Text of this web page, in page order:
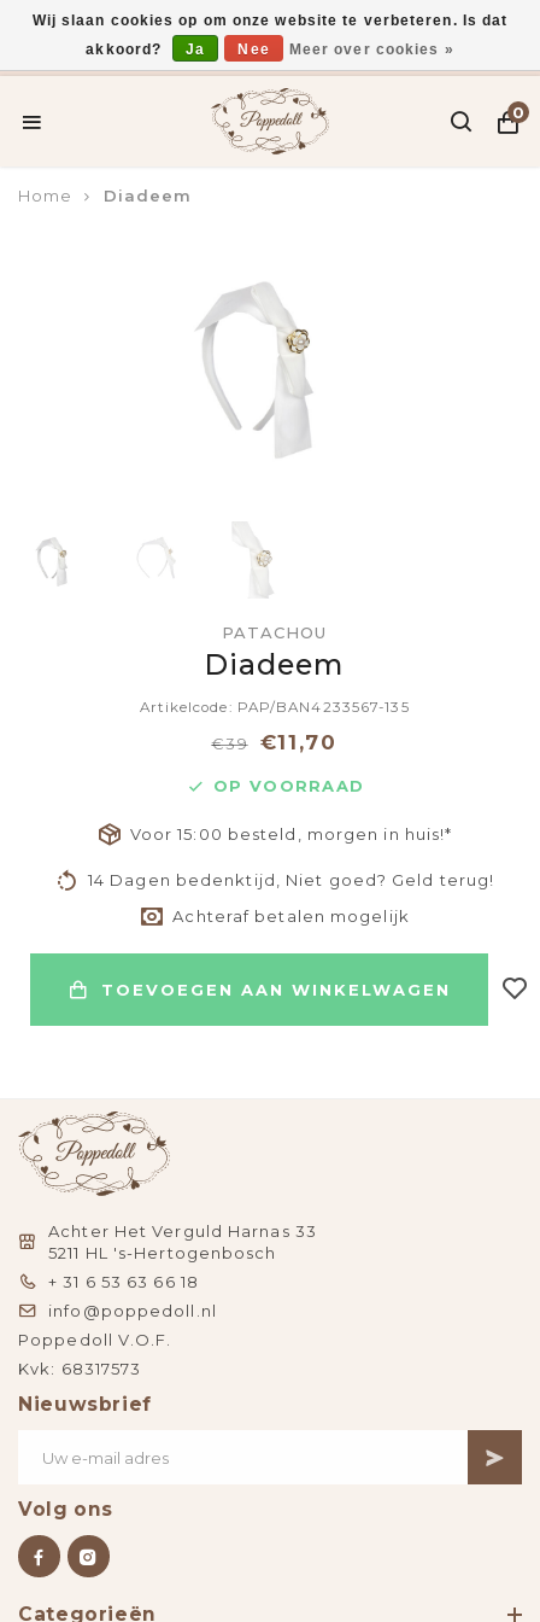
Voor 15:00 uur besteld, vandaag verzonden*
0
Home Diadeem
PATACHOU
Diadeem
Artikelcode: PAP/BAN4233567-135
€39 €11,70
OP VOORRAAD
Voor 15:00 besteld, morgen in huis!*
14 Dagen bedenktijd, Niet goed? Geld terug!
Achteraf betalen mogelijk
TOEVOEGEN AAN WINKELWAGEN
Achter Het Verguld Harnas 33
5211 HL 's-Hertogenbosch
+ 31 6 53 63 66 18
info@poppedoll.nl
Poppedoll V.O.F.
Kvk: 68317573
Nieuwsbrief
Volg ons
Categorieën
Wij slaan cookies op om onze website te verbeteren. Is dat
akkoord?
Ja Nee Meer over cookies »